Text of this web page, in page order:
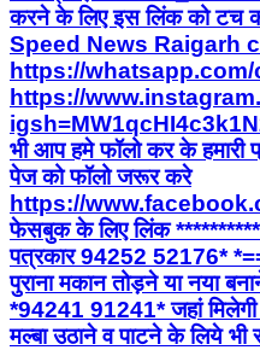
करने के लिए इस लिंक को टच
Speed News Raigarh
https://whatsapp.com/
https://
भी आप हमे फॉलो कर के हमारी
पेज को फॉलो जरूर करे
https://
फेसबुक के लिए लिंक
पत्रकार 94252 52176*
पुराना मकान तोड़ने या नया
*94241 91241* जहां मिलेगी
मल्बा उठाने व पाटने के लिये